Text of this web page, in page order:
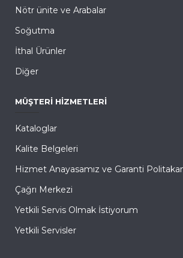
Nötr ünite ve Arabalar
Soğutma
İthal Ürünler
Diğer
MÜŞTERI HIZMETLERI
Kataloglar
Kalite Belgeleri
Hizmet Anayasamız ve Garanti
Çağrı Merkezi
Yetkili Servis Olmak İstiyorum
Yetkili Servisler